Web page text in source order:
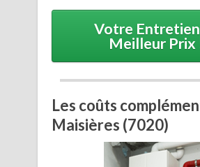
Votre
Meilleur Prix
Les coûts
Maisières (7020)